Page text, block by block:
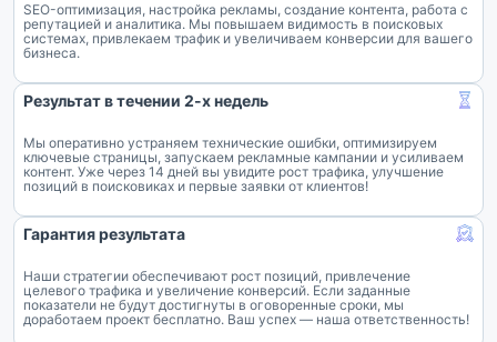
SEO-оптимизация, настройка рекламы, создание контента, работа с
репутацией и аналитика. Мы повышаем видимость в поисковых
системах, привлекаем трафик и увеличиваем конверсии для вашего
бизнеса.
Результат в течении 2-х недель
Мы оперативно устраняем технические ошибки, оптимизируем
ключевые страницы, запускаем рекламные кампании и усиливаем
контент. Уже через 14 дней вы увидите рост трафика, улучшение
позиций в поисковиках и первые заявки от клиентов!
Гарантия результата
Наши стратегии обеспечивают рост позиций, привлечение
целевого трафика и увеличение конверсий. Если заданные
показатели не будут достигнуты в оговоренные сроки, мы
доработаем проект бесплатно. Ваш успех — наша ответственность!